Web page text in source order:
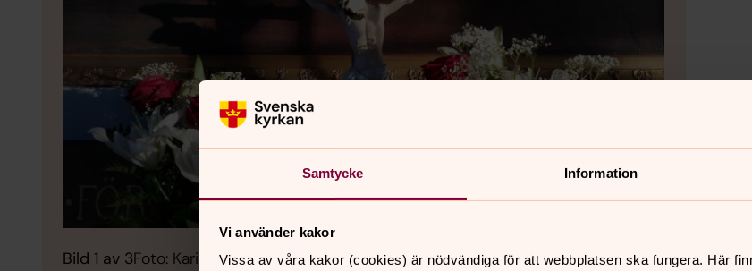
Samtycke Information
Vi använder kakor
Vissa av våra kakor (cookies) är nödvändiga för att webbplatsen ska fungera. Här
Bild 1 av 3Foto: Karin Andersson